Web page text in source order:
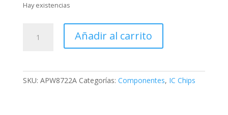
Hay existencias
PWM
Añadir al carrito
SKU: APW8722A Categorías: Componentes, IC Chips